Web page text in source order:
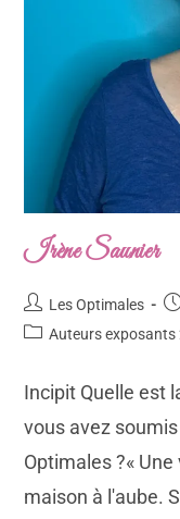
Irène Saunier
Les Optimales
Auteurs exposants
Incipit Quelle est
vous avez
Optimales ?«
maison à l'aube.